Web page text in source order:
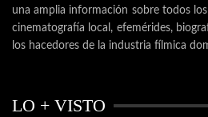
una amplia información sobre todos
cinematografía local, efemérides,
los hacedores de la industria fílmica
LO + VISTO